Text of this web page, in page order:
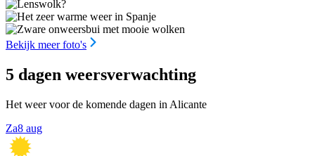
Bekijk meer foto's
5 dagen weersverwachting
Het weer voor de komende dagen in Alicante
Za8 aug